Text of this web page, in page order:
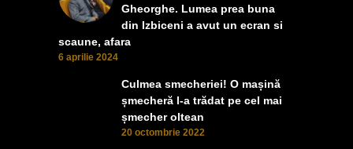
Gheorghe. Lumea prea buna
din Izbiceni a avut un ecran si
scaune, afara
6 aprilie 2024
Culmea smecheriei! O mașină
șmecheră l-a trădat pe cel mai
șmecher oltean
20 octombrie 2022